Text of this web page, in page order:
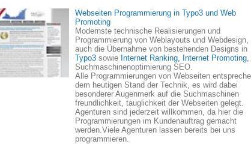
Webseiten Programmierung in Typo3 und Web
Promoting
Modernste technische Realisierungen und
Programmierung von Weblayouts und Webdesign,
auch die Übernahme von bestehenden Designs in
Typo3 sowie Internet Ranking, Internet Promoting,
Suchmaschinenoptimierung SEO.
Alle Programmierungen von Webseiten
dem heutigen Stand der Technik, es wird dabei
besonderer Augenmerk auf die Suchmaschinen
freundlichkeit, tauglichkeit der Webseiten gelegt.
Agenturen sind jederzeit willkommen, da hier die
Programmierungen im Kundenauftrag gemacht
werden.Viele Agenturen lassen bereits bei uns
programmieren.